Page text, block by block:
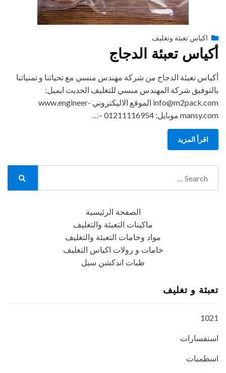
byengmansyPosted
on
أغسطس 27, 2020
اكياس تعبئة وتغليف
أكياس تعبئة الدجاج
أكياس تعبئة الدجاج من شركة مهندس منسي مع تحياتنا و تمنياتنا
بالتوفيق شركة المهندس منسي للتغليف الحديث ايميل:
info@m2pack.com الموقع الاليكتروني www.engineer-
mansy.com موبايل: 01211116954 –…
اقرأ المزيد
الصفحة الرئيسية
ماكينات التعبئة والتغليف
مواد وخامات التعبئة والتغليف
خامات و رولات اكياس التغليف
طبات اندكشن سيل
تعبئة و تغليف
1021
استفسارات
اسطمبات